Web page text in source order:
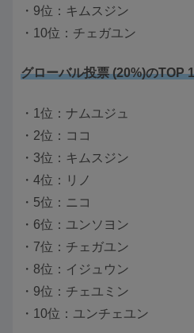
・9位：キムスジン
・10位：チェガユン
グローバル投票 (20%)のTOP
・1位：ナムユジュ
・2位：ココ
・3位：キムスジン
・4位：リノ
・5位：ニコ
・6位：ユンソヨン
・7位：チェガユン
・8位：イジュウン
・9位：チェユミン
・10位：ユンチェユン